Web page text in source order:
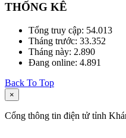
THỐNG KÊ
Tổng truy cập: 54.013
Tháng trước: 33.352
Tháng này: 2.890
Đang online: 4.891
Back To Top
×
Cổng thông tin điện tử tỉnh